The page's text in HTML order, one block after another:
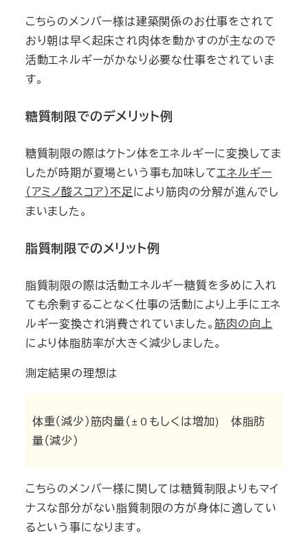
こちらのメンバー様は建築関係のお仕事をされて
おり朝は早く起床され肉体を動かすのが主なので
活動エネルギーがかなり必要な仕事をされていま
す。
糖質制限でのデメリット例
糖質制限の際はケトン体をエネルギーに変換してま
したが時期が夏場という事も加味してエネルギー
（アミノ酸スコア）不足により筋肉の分解が進んでし
まいました。
脂質制限でのメリット例
脂質制限の際は活動エネルギー糖質を多めに入れ
ても余剰することなく仕事の活動により上手にエネ
ルギー変換され消費されていました。筋肉の向上
により体脂肪率が大きく減少しました。
測定結果の理想は
体重（減少）筋肉量（±０もしくは増加) 体脂肪
量（減少）
こちらのメンバー様に関しては糖質制限よりもマイ
ナスな部分がない脂質制限の方が身体に適してい
るという事になります。